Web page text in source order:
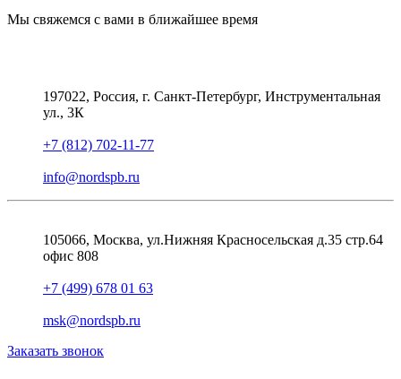
Мы свяжемся с вами в ближайшее время
197022, Россия, г. Санкт-Петербург, Инструментальная
ул., 3К
+7 (812) 702-11-77
info@nordspb.ru
105066, Москва, ул.Нижняя Красносельская д.35 стр.64
офис 808
+7 (499) 678 01 63
msk@nordspb.ru
Заказать звонок